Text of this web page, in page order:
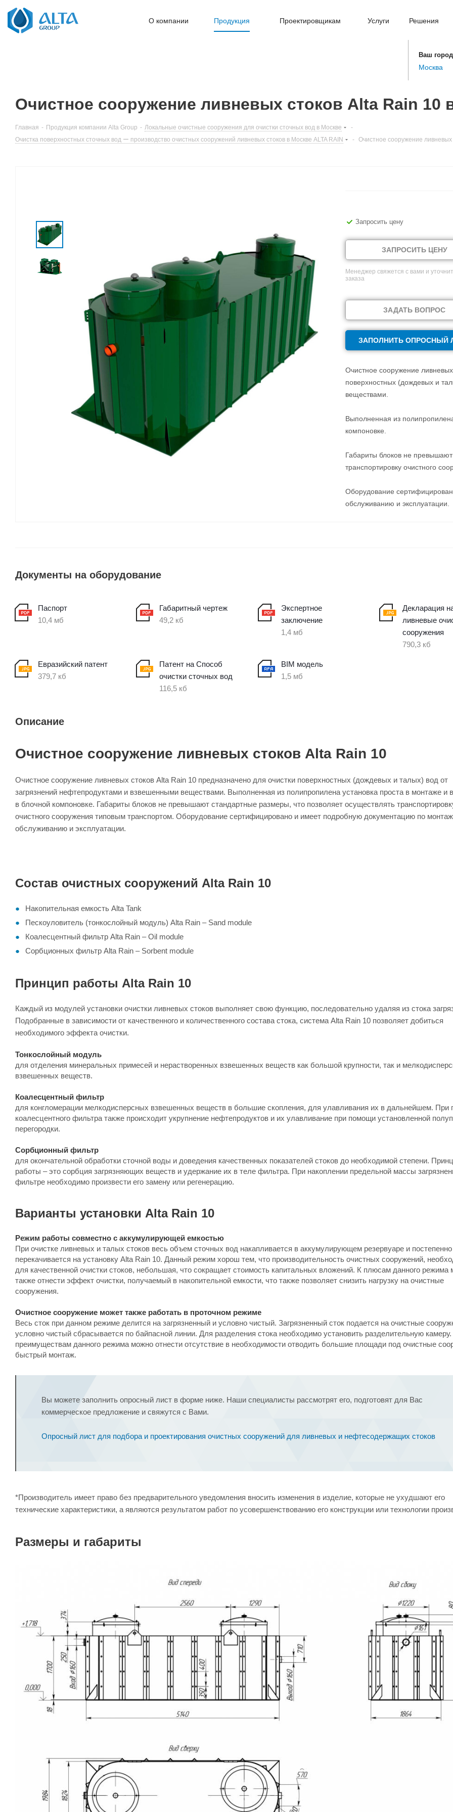
О компании Продукция Проектировщикам Услуги Решения
Ваш город
Москва
Очистное сооружение ливневых стоков Alta Rain 10
Главная - Продукция компании Alta Group - Локальные очистные сооружения для очистки сточных вод в Москве
-
Очистка поверхностных сточных вод ー производство очистных сооружений ливневых стоков в Москве ALTA RAIN
- Очистное сооружение ливневых
Запросить цену
ЗАПРОСИТЬ ЦЕНУ
Менеджер свяжется с вами и
заказа
ЗАДАТЬ ВОПРОС
ЗАПОЛНИТЬ ОПРОСНЫЙ
Очистное сооружение
поверхностных (дождевых и
веществами.
Выполненная из
компоновке.
Габариты блоков не
транспортировку очистного
Оборудование
обслуживанию и эксплуатации.
Документы на оборудование
Паспорт
10,4 мб
Габаритный чертеж
49,2 кб
Экспертное
заключение
1,4 мб
Декларация
ливневые
сооружения
790,3 кб
Евразийский патент
379,7 кб
Патент на Способ
очистки сточных вод
116,5 кб
BIM модель
1,5 мб
Описание
Очистное сооружение ливневых стоков Alta Rain 10
Очистное сооружение ливневых стоков Alta Rain 10 предназначено для очистки поверхностных (дождевых и талых) вод от
загрязнений нефтепродуктами и взвешенными веществами. Выполненная из полипропилена установка проста в монтаже и
в блочной компоновке. Габариты блоков не превышают стандартные размеры, что позволяет осуществлять
очистного сооружения типовым транспортом. Оборудование сертифицировано и имеет подробную документацию по
обслуживанию и эксплуатации.
Состав очистных сооружений Alta Rain 10
Накопительная емкость Alta Tank
Пескоуловитель (тонкослойный модуль) Alta Rain – Sand module
Коалесцентный фильтр Alta Rain – Oil module
Сорбционных фильтр Alta Rain – Sorbent module
Принцип работы Alta Rain 10
Каждый из модулей установки очистки ливневых стоков выполняет свою функцию, последовательно удаляя из стока
Подобранные в зависимости от качественного и количественного состава стока, система Alta Rain 10 позволяет добиться
необходимого эффекта очистки.
Тонкослойный модуль
для отделения минеральных примесей и нерастворенных взвешенных веществ как большой крупности, так и
взвешенных веществ.
Коалесцентный фильтр
для конгломерации мелкодисперсных взвешенных веществ в большие скопления, для улавливания их в дальнейшем. При
коалесцентного фильтра также происходит укрупнение нефтепродуктов и их улавливание при помощи установленной
перегородки.
Сорбционный фильтр
для окончательной обработки сточной воды и доведения качественных показателей стоков до необходимой степени.
работы – это сорбция загрязняющих веществ и удержание их в теле фильтра. При накоплении предельной массы
фильтре необходимо произвести его замену или регенерацию.
Варианты установки Alta Rain 10
Режим работы совместно с аккумулирующей емкостью
При очистке ливневых и талых стоков весь объем сточных вод накапливается в аккумулирующем резервуаре и
перекачивается на установку Alta Rain 10. Данный режим хорош тем, что производительность очистных сооружений,
для качественной очистки стоков, небольшая, что сокращает стоимость капитальных вложений. К плюсам данного режима
также отнести эффект очистки, получаемый в накопительной емкости, что также позволяет снизить нагрузку на очистные
сооружения.
Очистное сооружение может также работать в проточном режиме
Весь сток при данном режиме делится на загрязненный и условно чистый. Загрязненный сток подается на очистные
условно чистый сбрасывается по байпасной линии. Для разделения стока необходимо установить разделительную камеру.
преимуществам данного режима можно отнести отсутствие в необходимости отводить большие площади под очистные
быстрый монтаж.
Вы можете заполнить опросный лист в форме ниже. Наши специалисты рассмотрят его, подготовят для Вас
коммерческое предложение и свяжутся с Вами.
Опросный лист для подбора и проектирования очистных сооружений для ливневых и нефтесодержащих стоков
*Производитель имеет право без предварительного уведомления вносить изменения в изделие, которые не ухудшают его
технические характеристики, а являются результатом работ по усовершенствованию его конструкции или технологии
Размеры и габариты